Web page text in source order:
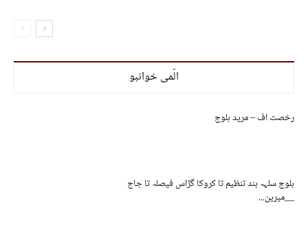
الّمی خوانبو
رخصت اف – مرید بلوچ
بلوچ سلہہ بند تنظیم تا کروکا گڑاس فیصلہ تا جاچ
__میرین...